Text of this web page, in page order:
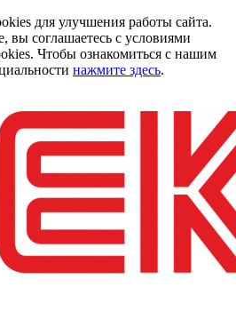
для улучшения работы сайта.
вы соглашаетесь с условиями
Чтобы ознакомиться с нашим
нажмите здесь.